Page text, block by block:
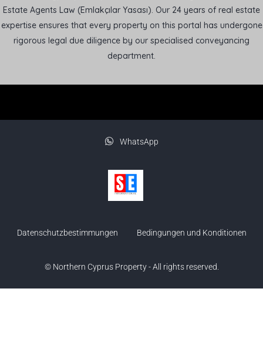
Estate Agents Law (Emlakçılar Yasası). Our 24 years of real estate
expertise ensures that every property on this portal has undergone
rigorous legal due diligence by our specialised conveyancing
department.
WhatsApp
Datenschutzbestimmungen Bedingungen und Konditionen
© Northern Cyprus Property - All rights reserved.